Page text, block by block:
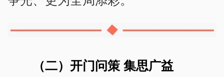
（二）开门问策 集思广益